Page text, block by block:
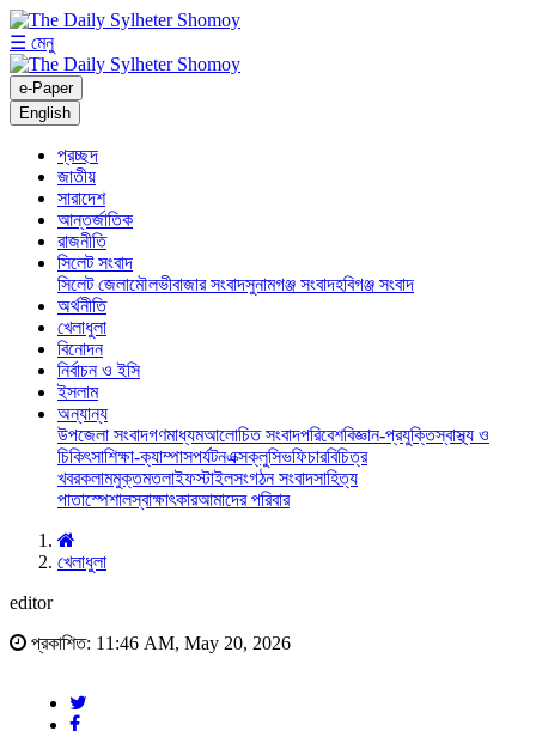
☰ মেনু
e-Paper
English
প্রচ্ছদ
জাতীয়
সারাদেশ
আন্তর্জাতিক
রাজনীতি
সিলেট সংবাদ
সিলেট জেলামৌলভীবাজার সংবাদসুনামগঞ্জ সংবাদহবিগঞ্জ সংবাদ
অর্থনীতি
খেলাধুলা
বিনোদন
নির্বাচন ও ইসি
ইসলাম
অন্যান্য
উপজেলা সংবাদগণমাধ্যমআলোচিত সংবাদপরিবেশবিজ্ঞান-প্রযুক্তিস্বাস্থ্য ও
চিকিৎসাশিক্ষা-ক্যাম্পাসপর্যটনএক্সক্লুসিভফিচারবিচিত্র
খবরকলামমুক্তমতলাইফস্টাইলসংগঠন সংবাদসাহিত্য
পাতাস্পেশালস্বাক্ষাৎকারআমাদের পরিবার
খেলাধুলা
editor
প্রকাশিত: 11:46 AM, May 20, 2026